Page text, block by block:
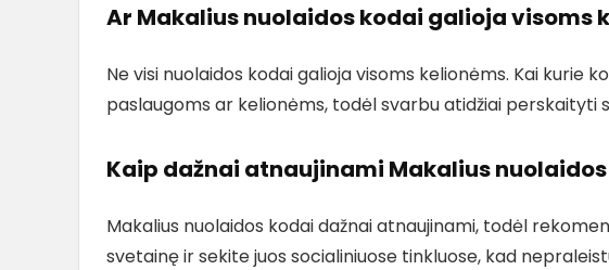
Ar Makalius nuolaidos kodai galioja visoms
Ne visi nuolaidos kodai galioja visoms kelionėms. Kai kurie
paslaugoms ar kelionėms, todėl svarbu atidžiai perskaityti
Kaip dažnai atnaujinami Makalius
Makalius nuolaidos kodai dažnai atnaujinami, todėl
svetainę ir sekite juos socialiniuose tinkluose, kad